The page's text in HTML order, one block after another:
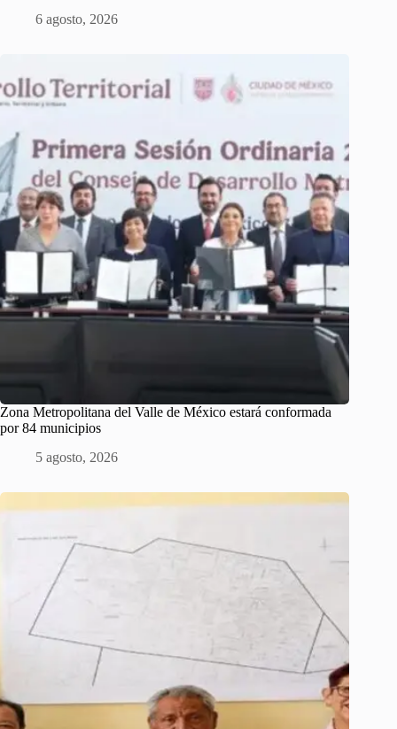
6 agosto, 2026
Zona Metropolitana del Valle de México estará conformada
por 84 municipios
5 agosto, 2026